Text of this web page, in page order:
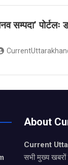
सम्पदा’
About
Current
सभी मुख्य खबरों